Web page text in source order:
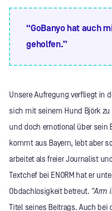
“GoBanyo hat auch
geholfen.”
Unsere Aufregung verfliegt in
sich mit seinem Hund Björk
und doch emotional über sein
kommt aus Bayern, lebt aber
arbeitet als freier Journalist
Textchef bei ENORM hat er
Obdachlosigkeit betreut. “Arm
Titel seines Beitrags. Auch bei